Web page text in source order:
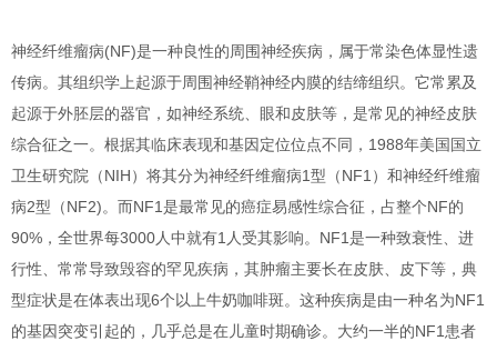
神经纤维瘤病(NF)是一种良性的周围神经疾病，属于常染色体显性遗
传病。其组织学上起源于周围神经鞘神经内膜的结缔组织。它常累及
起源于外胚层的器官，如神经系统、眼和皮肤等，是常见的神经皮肤
综合征之一。根据其临床表现和基因定位位点不同，1988年美国国立
卫生研究院（NIH）将其分为神经纤维瘤病1型 （NF1 ）和神经纤维瘤
病2型（NF2)。而NF1是最常见的癌症易感性综合征，占整个NF的
90% ，全世界每3000人中就有1 人受其影响。NF1是一种致衰性、进
行性、常常导致毁容的罕见疾病，其肿瘤主要长在皮肤、皮下等，典
型症状是在体表出现6个以上牛奶咖啡斑。 这种疾病是由一种名为NF1
的基因突变引起的 ，几乎总是在儿童时期确诊。 大约一半的NF1患者